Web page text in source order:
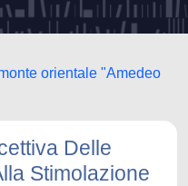
orientale "Amedeo
Delle
Stimolazione